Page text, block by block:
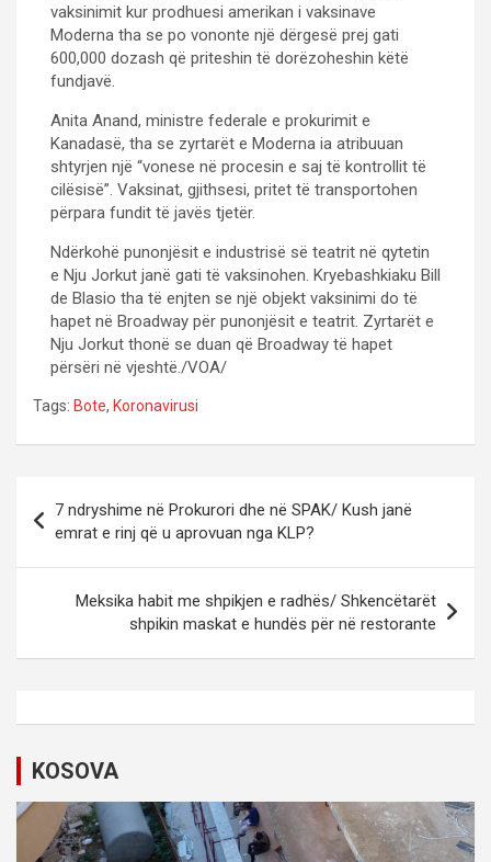
vaksinimit kur prodhuesi amerikan i vaksinave
Moderna tha se po vononte një dërgesë prej gati
600,000 dozash që priteshin të dorëzoheshin këtë
fundjavë.
Anita Anand, ministre federale e prokurimit e
Kanadasë, tha se zyrtarët e Moderna ia atribuuan
shtyrjen një “vonese në procesin e saj të kontrollit të
cilësisë”. Vaksinat, gjithsesi, pritet të transportohen
përpara fundit të javës tjetër.
Ndërkohë punonjësit e industrisë së teatrit në qytetin
e Nju Jorkut janë gati të vaksinohen. Kryebashkiaku Bill
de Blasio tha të enjten se një objekt vaksinimi do të
hapet në Broadway për punonjësit e teatrit. Zyrtarët e
Nju Jorkut thonë se duan që Broadway të hapet
përsëri në vjeshtë./VOA/
Tags: Bote, Koronavirusi
s
a
a
7 ndryshime në Prokurori dhe në SPAK/ Kush janë
emrat e rinj që u aprovuan nga KLP?
Meksika habit me shpikjen e radhës/ Shkencëtarët
shpikin maskat e hundës për në restorante
KOSOVA